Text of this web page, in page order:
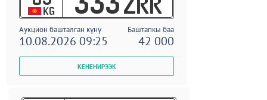
KG ZRR
Аукцион башталган күнү Баштапкы баа
10.08.2026 09:25 42 000